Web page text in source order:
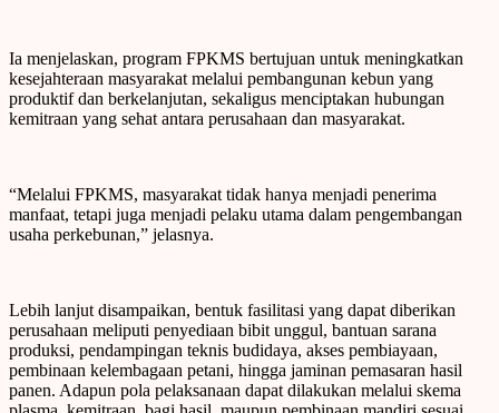
Ia menjelaskan, program FPKMS bertujuan untuk meningkatkan
kesejahteraan masyarakat melalui pembangunan kebun yang
produktif dan berkelanjutan, sekaligus menciptakan hubungan
kemitraan yang sehat antara perusahaan dan masyarakat.
“Melalui FPKMS, masyarakat tidak hanya menjadi penerima
manfaat, tetapi juga menjadi pelaku utama dalam pengembangan
usaha perkebunan,” jelasnya.
Lebih lanjut disampaikan, bentuk fasilitasi yang dapat diberikan
perusahaan meliputi penyediaan bibit unggul, bantuan sarana
produksi, pendampingan teknis budidaya, akses pembiayaan,
pembinaan kelembagaan petani, hingga jaminan pemasaran hasil
panen. Adapun pola pelaksanaan dapat dilakukan melalui skema